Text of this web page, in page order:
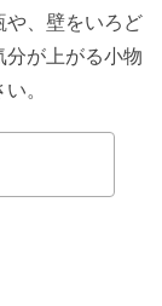
や、壁をいろど
分が上がる小物
。